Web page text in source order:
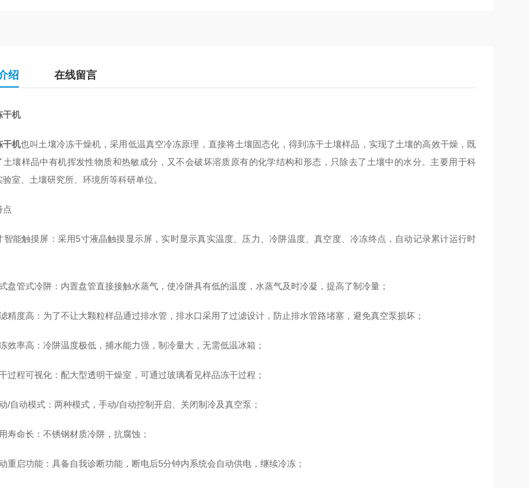
绍 在线留言
干机
干机也叫土壤冷冻干燥机，采用低温真空冷冻原理，直接将土壤固态化，得到冻干土壤样品，实现了土壤的高效干燥，既
土壤样品中有机挥发性物质和热敏成分，又不会破坏溶质原有的化学结构和形态，只除去了土壤中的水分。主要用于科
室、土壤研究所、环境所等科研单位。
点
智能触摸屏：采用5寸液晶触摸显示屏，实时显示真实温度、压力、冷阱温度、真空度、冷冻终点，自动记录累计运行时
盘管式冷阱：内置盘管直接接触水蒸气，使冷阱具有低的温度，水蒸气及时冷凝，提高了制冷量；
精度高：为了不让大颗粒样品通过排水管，排水口采用了过滤设计，防止排水管路堵塞，避免真空泵损坏；
效率高：冷阱温度极低，捕水能力强，制冷量大，无需低温冰箱；
过程可视化：配大型透明干燥室，可通过玻璃看见样品冻干过程；
/自动模式：两种模式，手动/自动控制开启、关闭制冷及真空泵；
寿命长：不锈钢材质冷阱，抗腐蚀；
重启功能：具备自我诊断功能，断电后5分钟内系统会自动供电，继续冷冻；